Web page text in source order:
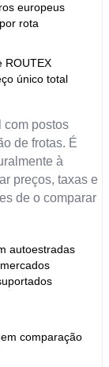
europeus
rota
ROUTEX
único total
com postos
de frotas. É
à
preços, taxas e
de o comparar
autoestradas
comparação